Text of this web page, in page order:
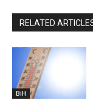
RELATED
BiH